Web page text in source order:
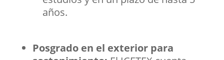
años.
Posgrado en el exterior para